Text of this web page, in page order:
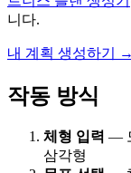
니다.
내 계획 생성하기 →
작동 방식
체형 입력 —
삼각형